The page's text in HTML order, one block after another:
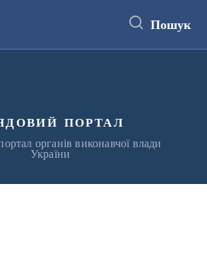
Пошук
портал
органів виконавчої влади
України